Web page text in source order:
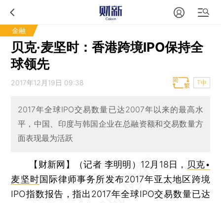
金融
贝克·麦坚时：香港跨境IPO保持全
球领先
2017年12月19日 09:38 T中
2017年全球IPO交易数量已达2007年以来的最高水
平，中国、印度与韩国企业在总融资额和交易数量方
面表现最为活跃
【财新网】（记者 李明明） 12月18日， 贝克•
麦坚时国际律师事务所发布2017年亚太地区跨境
IPO指数报告，指出2017年全球IPO交易数量已达